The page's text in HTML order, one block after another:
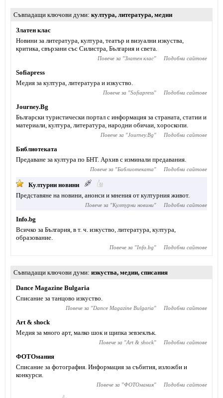
Съвпадащи ключови думи култура, литература, медии
Златен клас
Новини за литература, култура, театър и визуални изкуства,
критика, свързани със Силистра, България и света.
Повече за "Златен клас" Подобни сайтове
Sofiapress
Медия за култура, литература и изкуство.
Повече за "Sofiapress" Подобни сайтове
Journey.Bg
Български туристически портал с информация за страната, статии и
материали, култура, литература, народни обичаи, хороскопи.
Повече за "Journey.Bg" Подобни сайтове
Библиотеката
Предаване за култура по БНТ. Архив с изминали предавания.
Повече за "Библиотеката" Подобни сайтове
Културни новини
Представяне на новини, анонси и мнения от културния живот.
Повече за "Културни новини" Подобни сайтове
Info.bg
Всичко за България, в т. ч. изкуство, литература, култура,
образование.
Повече за "Info.bg" Подобни сайтове
Съвпадащи ключови думи изкуства, медии, списания
Dance Magazine Bulgaria
Списание за танцово изкуство.
Повече за "Dance Magazine Bulgaria" Подобни сайтове
Art & shock
Медия за много арт, малко шок и щипка зевзеклък.
Повече за "Art & shock" Подобни сайтове
ФОТОмания
Списание за фотография. Информация за събития, изложби и
конкурси.
Повече за "ФОТОмания" Подобни сайтове